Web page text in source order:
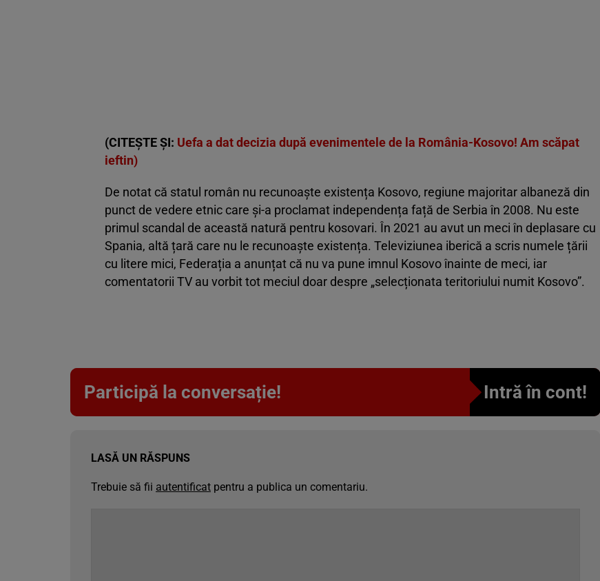
(CITEȘTE ȘI: Uefa a dat decizia după evenimentele de la România-Kosovo! Am scăpat
ieftin)
De notat că statul român nu recunoaște existența Kosovo, regiune majoritar albaneză din
punct de vedere etnic care și-a proclamat independența față de Serbia în 2008. Nu este
primul scandal de această natură pentru kosovari. În 2021 au avut un meci în deplasare cu
Spania, altă țară care nu le recunoaște existența. Televiziunea iberică a scris numele țării
cu litere mici, Federația a anunțat că nu va pune imnul Kosovo înainte de meci, iar
comentatorii TV au vorbit tot meciul doar despre „selecționata teritoriului numit Kosovo”.
Participă la conversație! Intră în cont!
LASĂ UN RĂSPUNS
Trebuie să fii autentificat pentru a publica un comentariu.